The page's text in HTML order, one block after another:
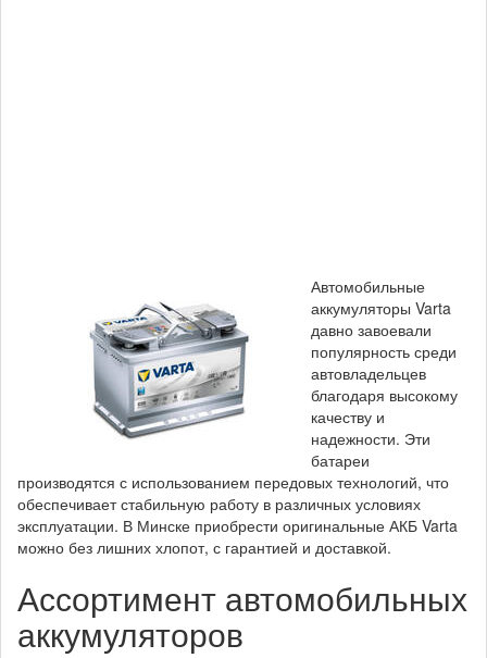
Автомобильные
аккумуляторы Varta
давно завоевали
популярность среди
автовладельцев
благодаря высокому
качеству и
надежности. Эти
батареи
производятся с использованием передовых технологий, что
обеспечивает стабильную работу в различных условиях
эксплуатации. В Минске приобрести оригинальные АКБ Varta
можно без лишних хлопот, с гарантией и доставкой.
Ассортимент автомобильных
аккумуляторов